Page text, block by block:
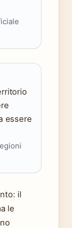
essere
il
le